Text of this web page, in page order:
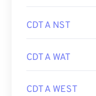
CDT A NST
CDT A WAT
CDT A WEST